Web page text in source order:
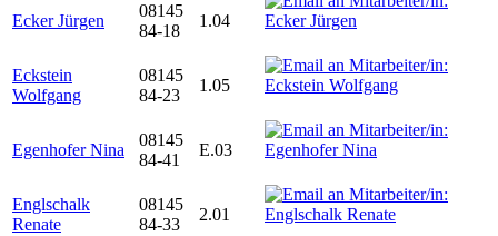
Ecker Jürgen
08145
84-18
1.04
Eckstein
Wolfgang
08145
84-23
1.05
Egenhofer Nina
08145
84-41
E.03
Englschalk
Renate
08145
84-33
2.01